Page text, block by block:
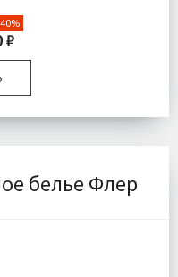
₽
Семейный
Макосатин
Бесплатно
белье Флер